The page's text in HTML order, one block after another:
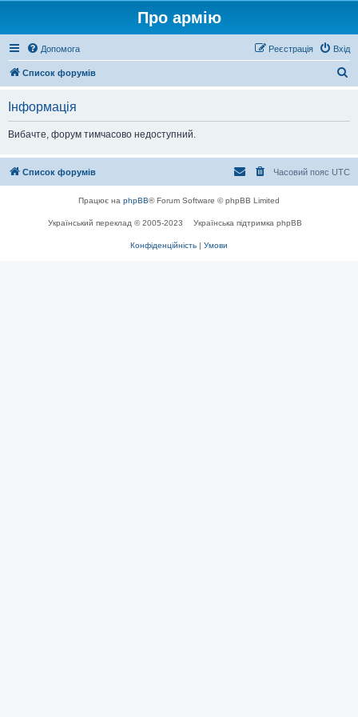
Про армію
Допомога Вхід
Реєстрація
Список форумів
Інформація
Вибачте, форум тимчасово недоступний.
Список форумів Часовий пояс UTC
Працює на phpBB® Forum Software © phpBB Limited
Український переклад © 2005-2023 Українська підтримка phpBB
Конфіденційність | Умови